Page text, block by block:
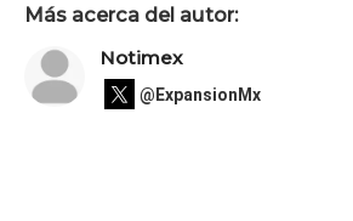
Más acerca del autor:
Notimex
@ExpansionMx